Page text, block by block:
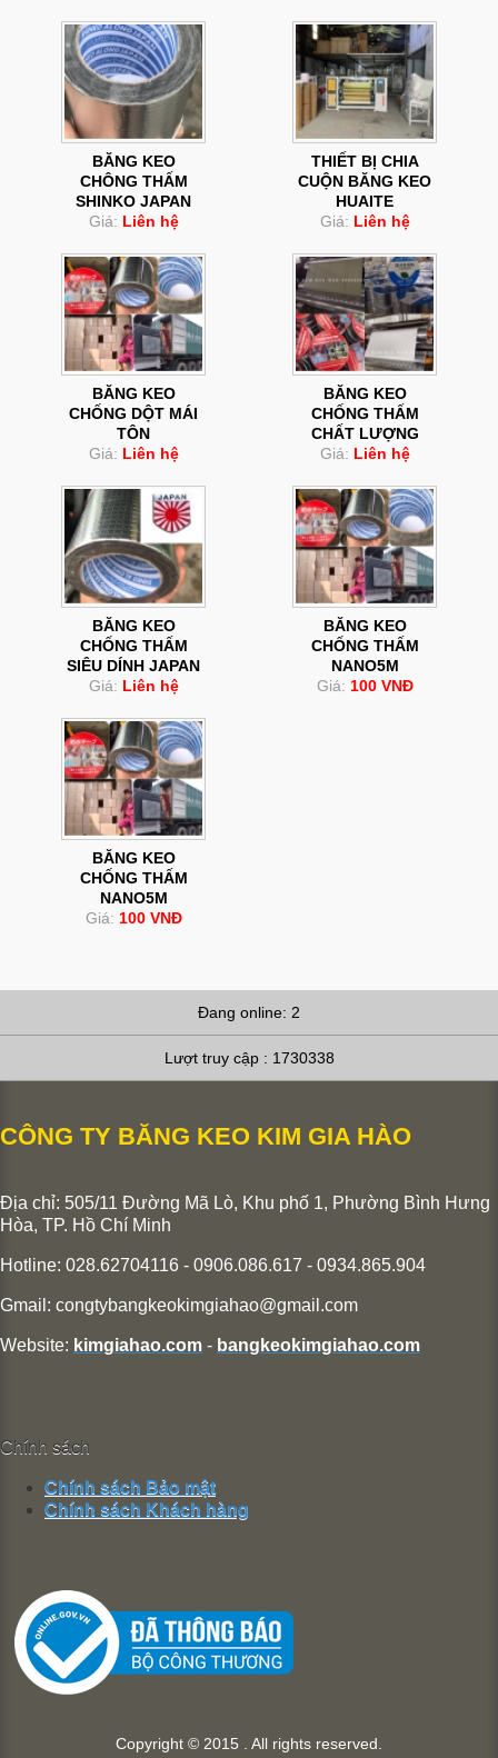
BĂNG KEO
CHÔNG THẤM
SHINKO JAPAN
Giá: Liên hệ
THIẾT BỊ CHIA
CUỘN BĂNG KEO
HUAITE
Giá: Liên hệ
BĂNG KEO
CHỐNG DỘT MÁI
TÔN
Giá: Liên hệ
BĂNG KEO
CHỐNG THẤM
CHẤT LƯỢNG
Giá: Liên hệ
BĂNG KEO
CHỐNG THẤM
SIÊU DÍNH JAPAN
Giá: Liên hệ
BĂNG KEO
CHỐNG THẤM
NANO5M
Giá: 100 VNĐ
BĂNG KEO
CHỐNG THẤM
NANO5M
Giá: 100 VNĐ
Đang online: 2
Lượt truy cập : 1730338
CÔNG TY BĂNG KEO KIM GIA HÀO
Địa chỉ: 505/11 Đường Mã Lò, Khu phố 1, Phường Bình Hưng
Hòa, TP. Hồ Chí Minh
Hotline: 028.62704116 - 0906.086.617 - 0934.865.904
Gmail: congtybangkeokimgiahao@gmail.com
Website: kimgiahao.com - bangkeokimgiahao.com
Chính sách
Chính sách Bảo mật
Chính sách Khách hàng
Copyright © 2015 . All rights reserved.